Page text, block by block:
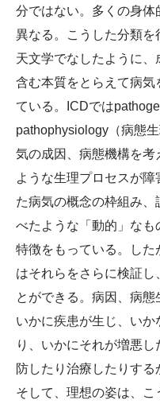
分ではない。多くの身
異なる。こうした分類
天文学でなしたように
含む本質をとらえて病気
ている。ICDでは
pathophysiology（病態
気の成因、病態機構を
ような生理プロセスが
た病気の概念の枠組み
べたような「動的」な
特徴をもっている。し
はそれらをさらに検証し
とができる。病因、病態
いかに疾患が生じ、い
り、いかにそれが増悪
防したり治療したりする
そして、理想の姿は、